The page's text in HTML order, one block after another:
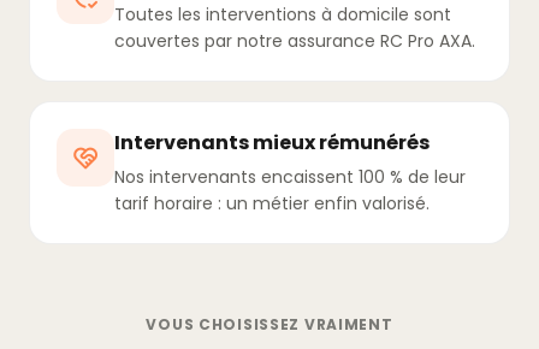
Toutes les interventions à domicile sont
couvertes par notre assurance RC Pro AXA.
Intervenants mieux rémunérés
Nos intervenants encaissent 100 % de leur
tarif horaire : un métier enfin valorisé.
VOUS CHOISISSEZ VRAIMENT